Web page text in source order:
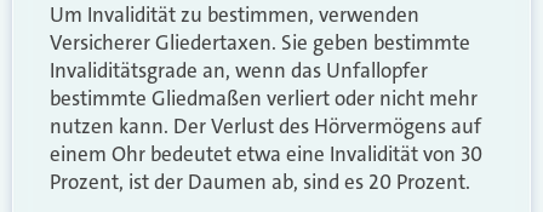
Um Invalidität zu bestimmen, verwenden
Versicherer Gliedertaxen. Sie geben bestimmte
Invaliditätsgrade an, wenn das Unfallopfer
bestimmte Gliedmaßen verliert oder nicht mehr
nutzen kann. Der Verlust des Hörvermögens auf
einem Ohr bedeutet etwa eine Invalidität von 30
Prozent, ist der Daumen ab, sind es 20 Prozent.